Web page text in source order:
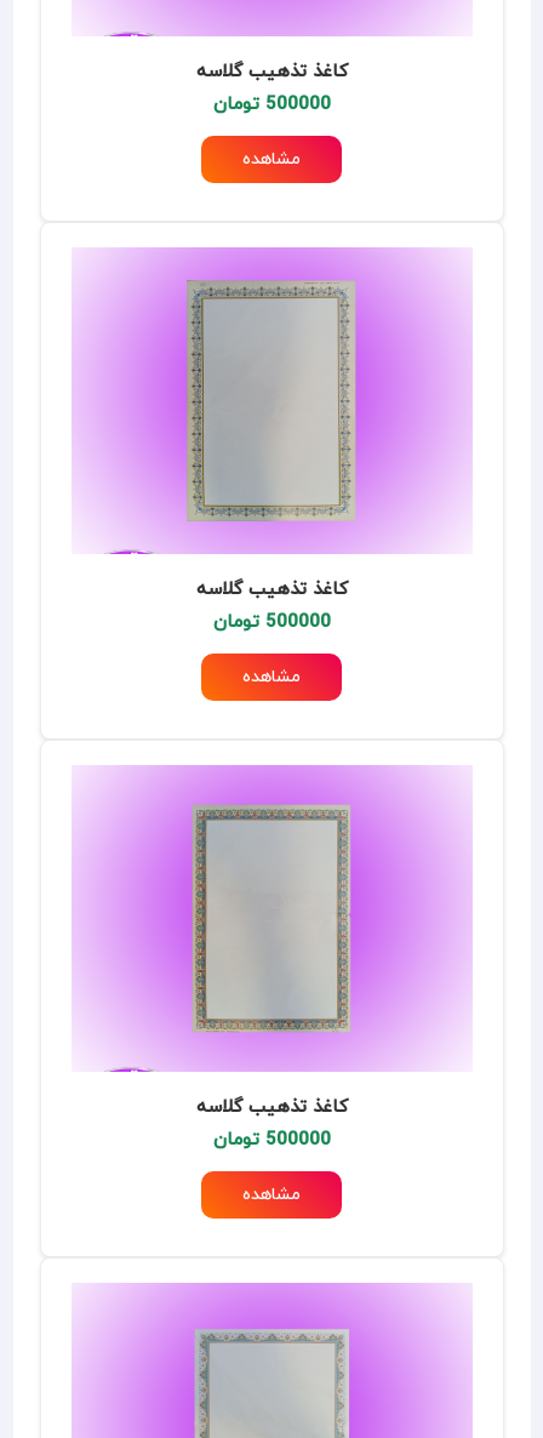
کاغذ تذهیب گلاسه
500000 تومان
مشاهده
کاغذ تذهیب گلاسه
500000 تومان
مشاهده
کاغذ تذهیب گلاسه
500000 تومان
مشاهده